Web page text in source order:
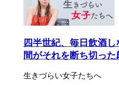
四半世紀、毎日飲酒
間がそれを断ち切った
生きづらい女子たちへ